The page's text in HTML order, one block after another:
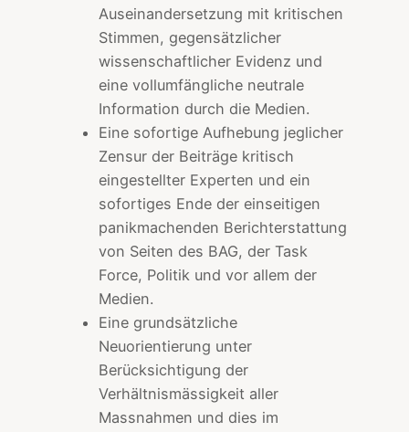
Auseinandersetzung mit kritischen
Stimmen, gegensätzlicher
wissenschaftlicher Evidenz und
eine vollumfängliche neutrale
Information durch die Medien.
Eine sofortige Aufhebung jeglicher
Zensur der Beiträge kritisch
eingestellter Experten und ein
sofortiges Ende der einseitigen
panikmachenden Berichterstattung
von Seiten des BAG, der Task
Force, Politik und vor allem der
Medien.
Eine grundsätzliche
Neuorientierung unter
Berücksichtigung der
Verhältnismässigkeit aller
Massnahmen und dies im